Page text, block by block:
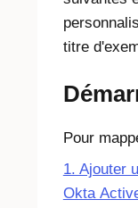
titre
Pour
1. Ajouter
Okta